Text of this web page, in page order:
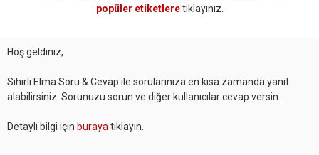
popüler etiketleretıklayınız.
Hoş geldiniz,
Sihirli Elma Soru & Cevap ile sorularınıza en kısa zamanda yanıt
alabilirsiniz. Sorunuzu sorun ve diğer kullanıcılar cevap versin.
Detaylı bilgi için buraya tıklayın.